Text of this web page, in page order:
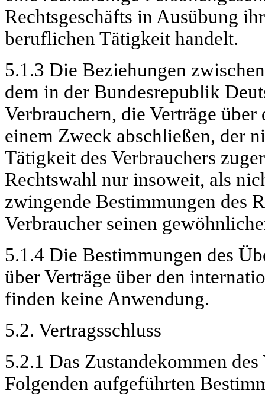
Rechtsgeschäfts in Ausübung
beruflichen Tätigkeit handelt.
5.1.3 Die Beziehungen
dem in der Bundesrepublik
Verbrauchern, die Verträge
einem Zweck abschließen, der
Tätigkeit des Verbrauchers
Rechtswahl nur insoweit, als
zwingende Bestimmungen des
Verbraucher seinen
5.1.4 Die Bestimmungen des
über Verträge über den
finden keine Anwendung.
5.2. Vertragsschluss
5.2.1 Das Zustandekommen
Folgenden aufgeführten